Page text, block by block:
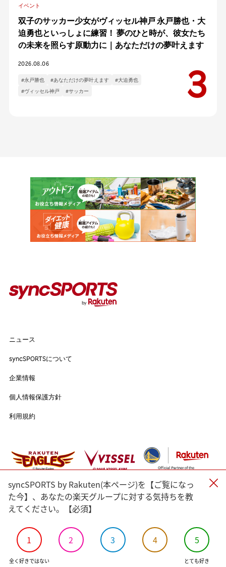
インタビュー
イベント
コラム
#バスケットボール
#トップアスリートの愛用品
#アスリートのセカンドキャリア
個人情報保護方針
利用規約
イベント
双子のサッカー少女がヴィッセル神戸 永戸勝也・大
迫勇也といっしょに練習！ 夢のひと時が、彼女たち
の未来を照らす原動力に｜あなただけの夢叶えます
2026.08.06
#永戸勝也 #あなただけの夢叶えます
#大迫勇也
#ヴィッセル神戸
#サッカー
#
#バスケットボール
#アスリートのセカンドキャリア
#渡辺皓太 #Sports for Everyone
#Green for Future
#内野航太郎
#宮崎友花 #志田千陽 #山口茜
#渡邉航貴
#奈良岡功大
#前田健太
#佐藤直樹
#⾓⼀哲児 #今野龍太 #郷家友太
#陳克羿
#宋家豪
#KAHO #加治屋蓮 #島原大河
#金子京介
#中沢匠磨
ニュース
syncSPORTSについて
企業情報
個人情報保護方針
利用規約
©Rakuten Group, Inc.
syncSPORTS by Rakuten(本ページ)を【ご覧になっ
た今】、あなたの楽天グループに対する気持ちを教
えてください。【必須】
1 2 3 4 5
全く好きではない とても好き